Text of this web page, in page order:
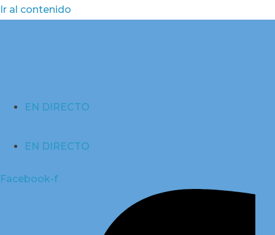
Ir al contenido
EN DIRECTO
EN DIRECTO
Facebook-f